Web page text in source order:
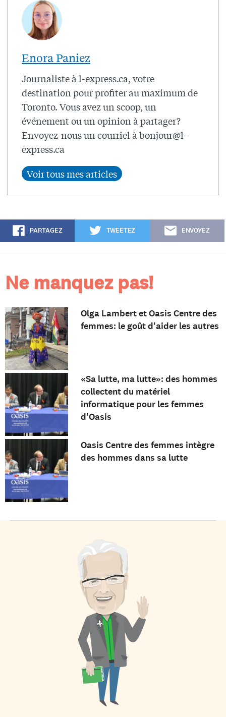
Enora Paniez
Journaliste à l-express.ca, votre
destination pour profiter au maximum de
Toronto. Vous avez un scoop, un
événement ou un opinion à partager?
Envoyez-nous un courriel à bonjour@l-
express.ca
PARTAGEZ TWEETEZ ENVOYEZ
Ne manquez pas!
Olga Lambert et Oasis Centre des
femmes: le goût d'aider les autres
«Sa lutte, ma lutte»: des hommes
collectent du matériel
informatique pour les femmes
d'Oasis
Oasis Centre des femmes intègre
des hommes dans sa lutte